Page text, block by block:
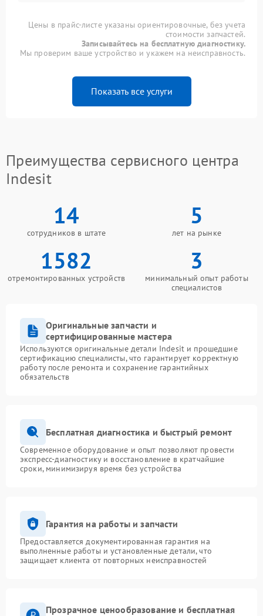
Цены в прайс-листе указаны ориентировочные, без учета
стоимости запчастей.
Записывайтесь на бесплатную диагностику.
Мы проверим ваше устройство и укажем на неисправность.
Показать все услуги
Преимущества сервисного центра
Indesit
14
сотрудников в штате
5
лет на рынке
1582
отремонтированных устройств
3
минимальный опыт работы
специалистов
Оригинальные запчасти и
сертифицированные мастера
Используются оригинальные детали Indesit и прошедшие
сертификацию специалисты, что гарантирует корректную
работу после ремонта и сохранение гарантийных
обязательств
Бесплатная диагностика и быстрый ремонт
Современное оборудование и опыт позволяют провести
экспресс-диагностику и восстановление в кратчайшие
сроки, минимизируя время без устройства
Гарантия на работы и запчасти
Предоставляется документированная гарантия на
выполненные работы и установленные детали, что
защищает клиента от повторных неисправностей
Прозрачное ценообразование и бесплатная